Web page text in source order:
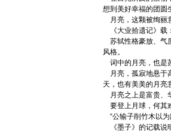
想到美好幸福的团圆
月亮，这颗被绚丽
《大业拾遗记》载
苏轼性格豪放、气
风格。
词中的月亮，也是
月亮，孤寂地悬于
天，也有美美的月亮
月亮之上是富贵、
要登上月球，何其
“公输子削竹木以为
《墨子》的记载说